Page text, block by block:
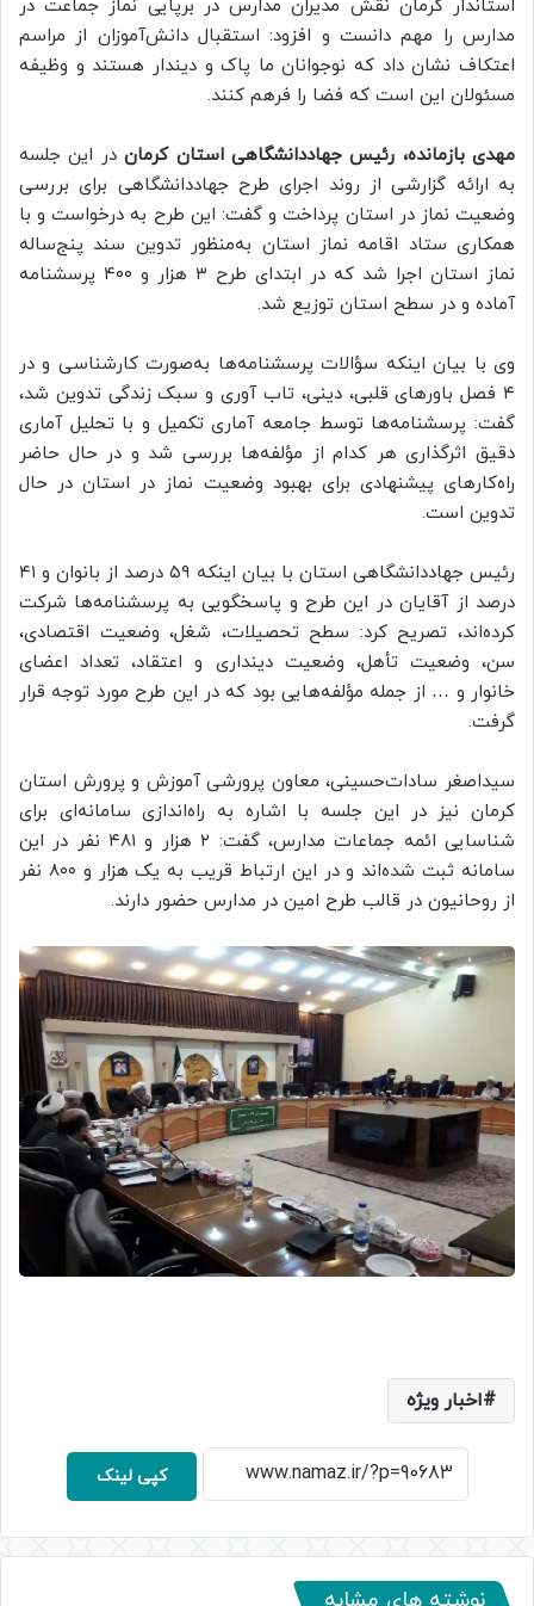
استاندار کرمان نقش مدیران مدارس در برپایی نماز جماعت در
مدارس را مهم دانست و افزود: استقبال دانش‌آموزان از مراسم
اعتکاف نشان داد که نوجوانان ما پاک و دیندار هستند و وظیفه
مسئولان این است که فضا را فرهم کنند.
مهدی بازمانده، رئیس جهاددانشگاهی استان کرماندر این جلسه
به ارائه گزارشی از روند اجرای طرح جهاددانشگاهی برای بررسی
وضعیت نماز در استان پرداخت و گفت: این طرح به درخواست و با
همکاری ستاد اقامه نماز استان به‌منظور تدوین سند پنج‌ساله
نماز استان اجرا شد که در ابتدای طرح ۳ هزار و ۴۰۰ پرسشنامه
آماده و در سطح استان توزیع شد.
وی با بیان اینکه سؤالات پرسشنامه‌ها به‌صورت کارشناسی و در
۴ فصل باورهای قلبی، دینی، تاب آوری و سبک زندگی تدوین شد،
گفت: پرسشنامه‌ها توسط جامعه آماری تکمیل و با تحلیل آماری
دقیق اثرگذاری هر کدام از مؤلفه‌ها بررسی شد و در حال حاضر
راه‌کارهای پیشنهادی برای بهبود وضعیت نماز در استان در حال
تدوین است.
رئیس جهاددانشگاهی استان با بیان اینکه ۵۹ درصد از بانوان و ۴۱
درصد از آقایان در این طرح و پاسخگویی به پرسشنامه‌ها شرکت
کرده‌اند، تصریح کرد: سطح تحصیلات، شغل، وضعیت اقتصادی،
سن، وضعیت تأهل، وضعیت دینداری و اعتقاد، تعداد اعضای
خانوار و … از جمله مؤلفه‌هایی بود که در این طرح مورد توجه قرار
گرفت.
سیداصغر سادات‌حسینی، معاون پرورشی آموزش و پرورش استان
کرمان نیز در این جلسه با اشاره به راه‌اندازی سامانه‌ای برای
شناسایی ائمه جماعات مدارس، گفت: ۲ هزار و ۴۸۱ نفر در این
سامانه ثبت شده‌اند و در این ارتباط قریب به یک هزار و ۸۰۰ نفر
از روحانیون در قالب طرح امین در مدارس حضور دارند.
اخبار ویژه
کپی لینک